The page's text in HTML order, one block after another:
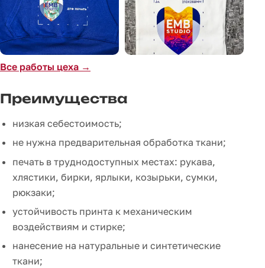
Все работы цеха →
Преимущества
низкая себестоимость;
не нужна предварительная обработка ткани;
печать в труднодоступных местах: рукава,
хлястики, бирки, ярлыки, козырьки, сумки,
рюкзаки;
устойчивость принта к механическим
воздействиям и стирке;
нанесение на натуральные и синтетические
ткани;